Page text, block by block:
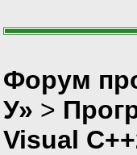
Форум
У» >
Visual